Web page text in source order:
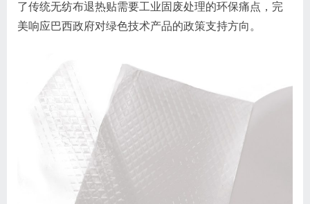
了传统无纺布退热贴需要工业固废处理的环保痛点，完
美响应巴西政府对绿色技术产品的政策支持方向。